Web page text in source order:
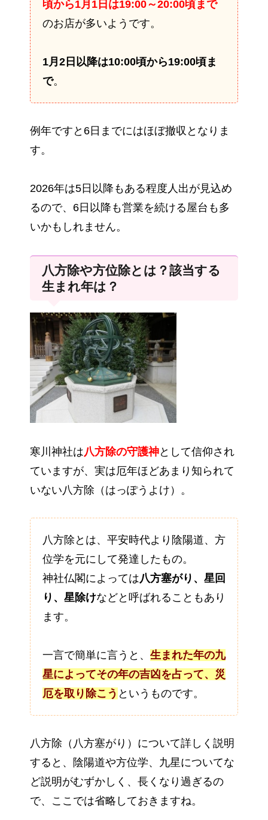
頃から1月1日は19:00～20:00頃まで
のお店が多いようです。
1月2日以降は10:00頃から19:00頃ま
で。
例年ですと6日までにはほぼ撤収となりま
す。
2026年は5日以降もある程度人出が見込め
るので、6日以降も営業を続ける屋台も多
いかもしれません。
八方除や方位除とは？該当する
生まれ年は？
寒川神社は八方除の守護神として信仰され
ていますが、実は厄年ほどあまり知られて
いない八方除（はっぽうよけ）。
八方除とは、平安時代より陰陽道、方
位学を元にして発達したもの。
神社仏閣によっては八方塞がり、星回
り、星除けなどと呼ばれることもあり
ます。
一言で簡単に言うと、 生まれた年の九
星によってその年の吉凶を占って、災
厄を取り除こう というものです。
八方除（八方塞がり）について詳しく説明
すると、陰陽道や方位学、九星についてな
ど説明がむずかしく、長くなり過ぎるの
で、ここでは省略しておきますね。